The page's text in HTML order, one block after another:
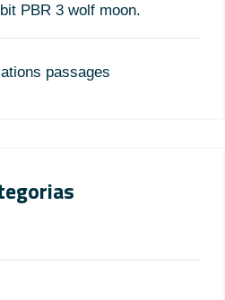
PBR 3 wolf moon.
passages